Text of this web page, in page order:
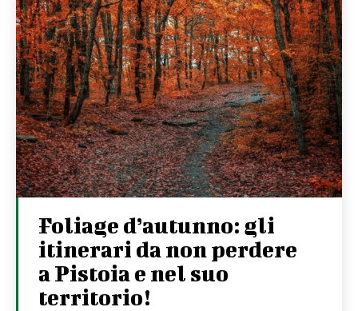
Foliage d’autunno: gli
itinerari da non perdere
a Pistoia e nel suo
territorio!